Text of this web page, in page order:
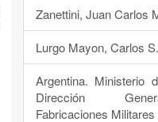
Zanettini, Juan Carlos
Lurgo Mayon, Carlos
Argentina. Ministerio
Dirección
Fabricaciones Militares